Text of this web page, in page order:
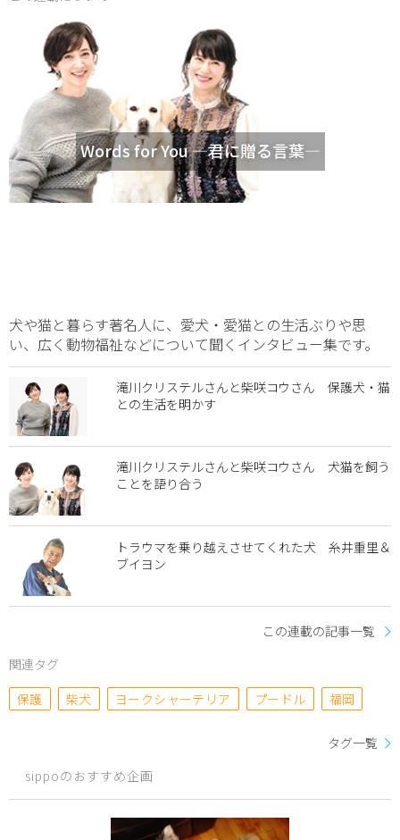
Words for You ―君に贈る言葉―
犬や猫と暮らす著名人に、愛犬・愛猫との生活ぶりや思
い、広く動物福祉などについて聞くインタビュー集です。
滝川クリステルさんと柴咲コウさん 保護犬・猫
との生活を明かす
滝川クリステルさんと柴咲コウさん 犬猫を飼う
ことを語り合う
トラウマを乗り越えさせてくれた犬 糸井重里＆
ブイヨン
この連載の記事一覧
関連タグ
保護
柴犬 ヨークシャーテリア プードル 福岡
タグ一覧
sippoのおすすめ企画